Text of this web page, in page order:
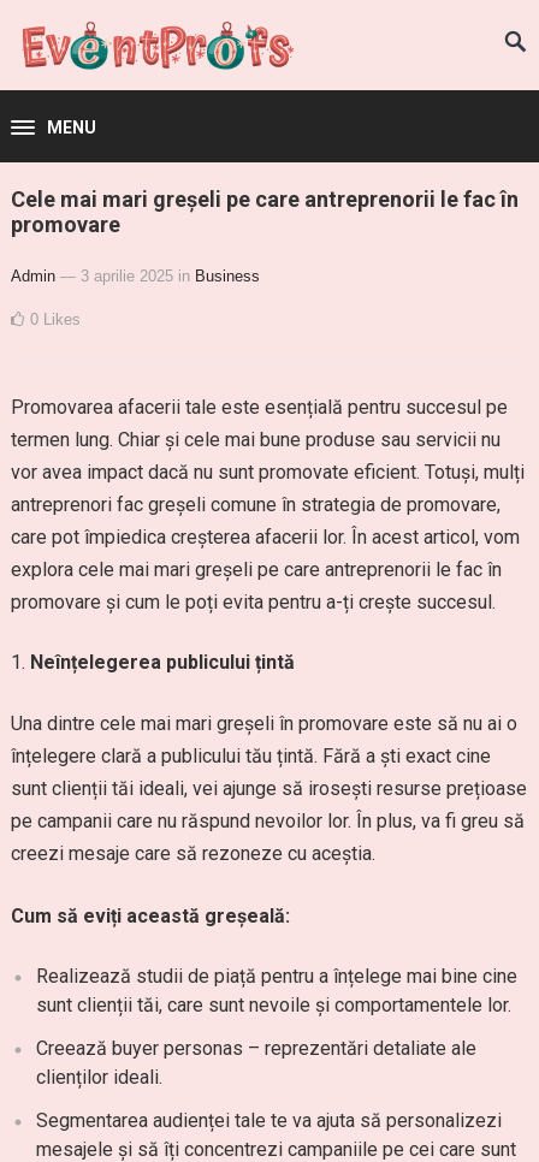
MENU
Cele mai mari greșeli pe care antreprenorii le fac în
promovare
Admin — 3 aprilie 2025 in Business
0 Likes
Promovarea afacerii tale este esențială pentru succesul pe
termen lung. Chiar și cele mai bune produse sau servicii nu
vor avea impact dacă nu sunt promovate eficient. Totuși, mulți
antreprenori fac greșeli comune în strategia de promovare,
care pot împiedica creșterea afacerii lor. În acest articol, vom
explora cele mai mari greșeli pe care antreprenorii le fac în
promovare și cum le poți evita pentru a-ți crește succesul.
Neînțelegerea publicului țintă
Una dintre cele mai mari greșeli în promovare este să nu ai o
înțelegere clară a publicului tău țintă. Fără a ști exact cine
sunt clienții tăi ideali, vei ajunge să irosești resurse prețioase
pe campanii care nu răspund nevoilor lor. În plus, va fi greu să
creezi mesaje care să rezoneze cu aceștia.
Cum să eviți această greșeală:
Realizează studii de piață pentru a înțelege mai bine cine
sunt clienții tăi, care sunt nevoile și comportamentele lor.
Creează buyer personas – reprezentări detaliate ale
clienților ideali.
Segmentarea audienței tale te va ajuta să personalizezi
mesajele și să îți concentrezi campaniile pe cei care sunt